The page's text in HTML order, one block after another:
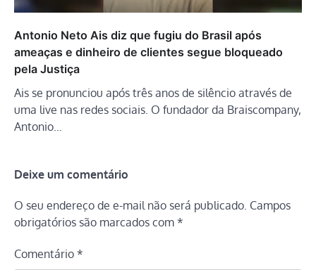
Antonio Neto Ais diz que fugiu do Brasil após
ameaças e dinheiro de clientes segue bloqueado
pela Justiça
Ais se pronunciou após três anos de silêncio através de
uma live nas redes sociais. O fundador da Braiscompany,
Antonio…
Deixe um comentário
O seu endereço de e-mail não será publicado. Campos
obrigatórios são marcados com *
Comentário *